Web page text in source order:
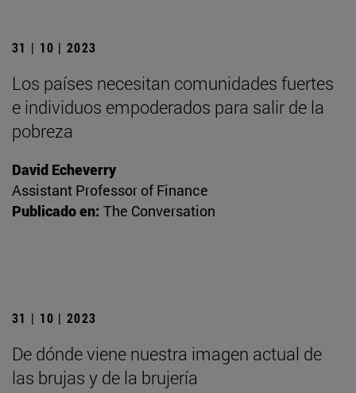
31 | 10 | 2023
Los países necesitan comunidades fuertes
e individuos empoderados para salir de la
pobreza
David Echeverry
Assistant Professor of Finance
Publicado en: The Conversation
31 | 10 | 2023
De dónde viene nuestra imagen actual de
las brujas y de la brujería